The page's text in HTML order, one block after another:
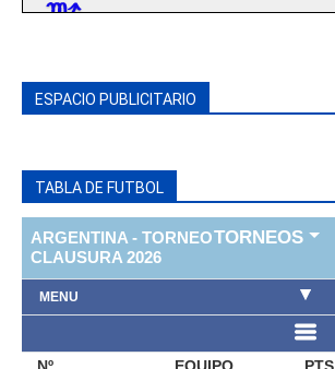
ESPACIO PUBLICITARIO
TABLA DE FUTBOL